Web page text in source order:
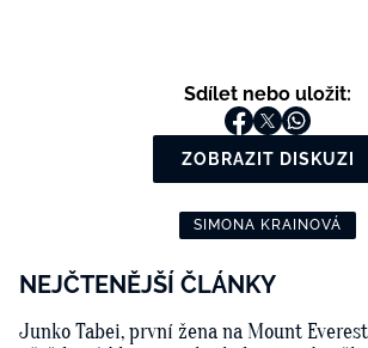
Sdílet nebo uložit:
ZOBRAZIT DISKUZI
SIMONA KRAINOVÁ
NEJČTENĚJŠÍ ČLÁNKY
Junko Tabei, první žena na Mount